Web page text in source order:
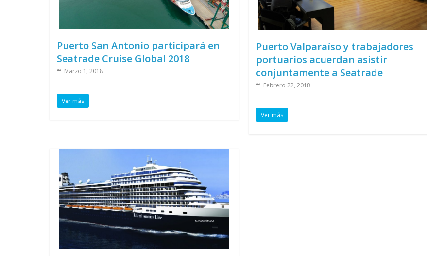
Puerto San Antonio participará en
Seatrade Cruise Global 2018
Marzo 1, 2018
Ver más
Puerto Valparaíso y trabajadores
portuarios acuerdan asistir
conjuntamente a Seatrade
Febrero 22, 2018
Ver más